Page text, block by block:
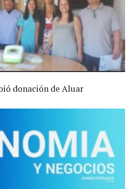
donación de Aluar